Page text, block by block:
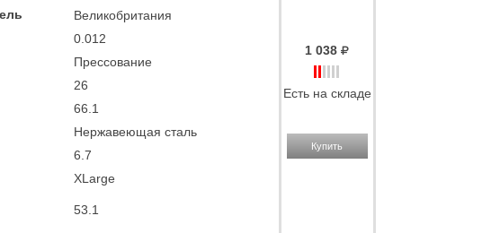
Великобритания
0.012
Прессование
26
66.1
Нержавеющая сталь
6.7
XLarge
53.1
1 038
Есть на складе
Купить